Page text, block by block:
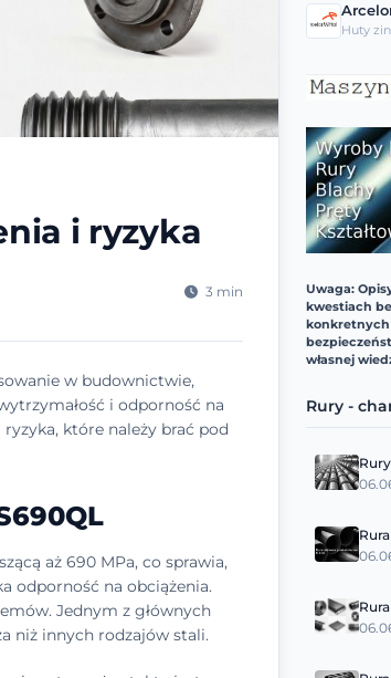
i ryzyka
3 min
w budownictwie,
i odporność na
które należy brać pod
aż 690 MPa, co sprawia,
odporność na obciążenia.
Jednym z głównych
niż innych rodzajów stali.
Huty
Uwaga:
kwestiach
konkretnych
własnej
Rury -